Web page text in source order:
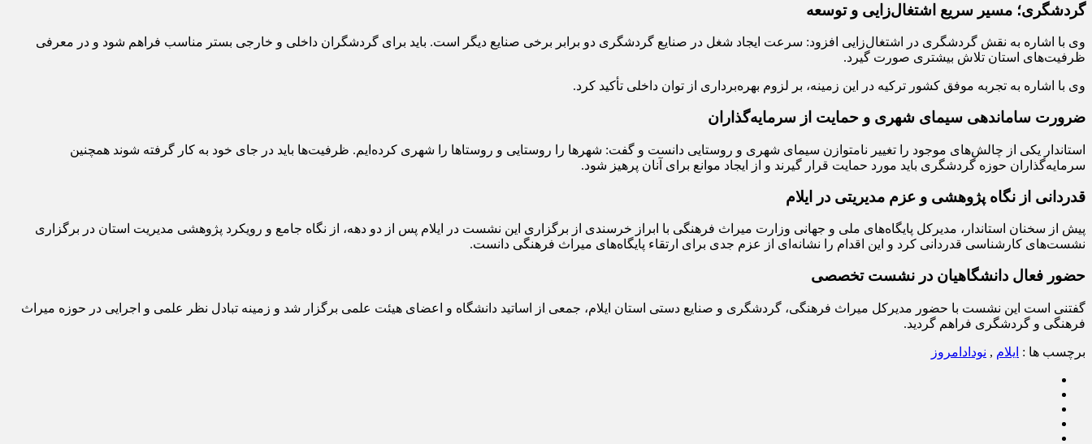
گردشگری؛ مسیر سریع اشتغال‌زایی و توسعه
وی با اشاره به نقش گردشگری در اشتغال‌زایی افزود: سرعت ایجاد شغل در صنایع گردشگری دو برابر برخی صنایع دیگر است. باید برای گردشگران داخلی و خارجی بستر مناسب فراهم شود و در معرفی
ظرفیت‌های استان تلاش بیشتری صورت گیرد.
وی با اشاره به تجربه موفق کشور ترکیه در این زمینه، بر لزوم بهره‌برداری از توان داخلی تأکید کرد.
ضرورت ساماندهی سیمای شهری و حمایت از سرمایه‌گذاران
استاندار یکی از چالش‌های موجود را تغییر نامتوازن سیمای شهری و روستایی دانست و گفت: شهرها را روستایی و روستاها را شهری کرده‌ایم. ظرفیت‌ها باید در جای خود به کار گرفته شوند همچنین
سرمایه‌گذاران حوزه گردشگری باید مورد حمایت قرار گیرند و از ایجاد موانع برای آنان پرهیز شود.
قدردانی از نگاه پژوهشی و عزم مدیریتی در ایلام
پیش از سخنان استاندار، مدیرکل پایگاه‌های ملی و جهانی وزارت میراث فرهنگی با ابراز خرسندی از برگزاری این نشست در ایلام پس از دو دهه، از نگاه جامع و رویکرد پژوهشی مدیریت استان در برگزاری
نشست‌های کارشناسی قدردانی کرد و این اقدام را نشانه‌ای از عزم جدی برای ارتقاء پایگاه‌های میراث فرهنگی دانست.
حضور فعال دانشگاهیان در نشست تخصصی
گفتنی است این نشست با حضور مدیرکل میراث فرهنگی، گردشگری و صنایع دستی استان ایلام، جمعی از اساتید دانشگاه و اعضای هیئت علمی برگزار شد و زمینه تبادل نظر علمی و اجرایی در حوزه میراث
فرهنگی و گردشگری فراهم گردید.
برچسب ها : ایلام , نودادامروز